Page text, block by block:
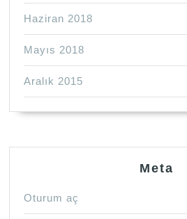
Haziran 2018
Mayıs 2018
Aralık 2015
Meta
Oturum aç